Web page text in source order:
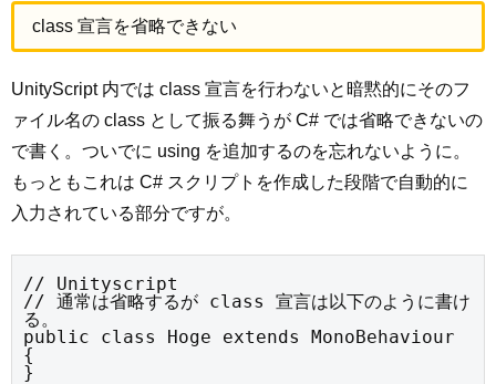
class 宣言を省略できない
UnityScript 内では class 宣言を行わないと暗黙的にそのフ
ァイル名の class として振る舞うが C# では省略できないの
で書く。ついでに using を追加するのを忘れないように。
もっともこれは C# スクリプトを作成した段階で自動的に
入力されている部分ですが。
// Unityscript
// 通常は省略するが class 宣言は以下のように書け
る。
public class Hoge extends MonoBehaviour
{
}